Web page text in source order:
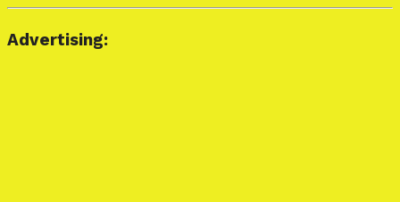
Advertising: